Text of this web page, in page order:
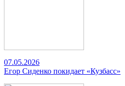
07.05.2026
Егор Сиденко покидает «Кузбасс»